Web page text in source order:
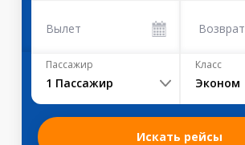
Вылет Возврат
Пассажир
1 Пассажир
Класс
Эконом
Искать рейсы